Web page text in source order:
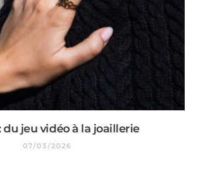
du jeu vidéo à la joaillerie
07/03/2026